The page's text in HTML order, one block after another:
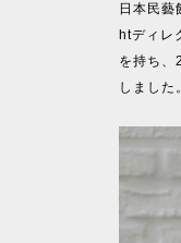
日本民
htディレ
を持ち、
しました